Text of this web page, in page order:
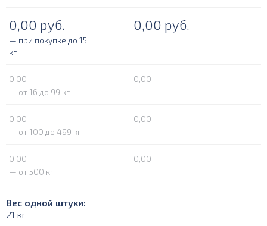
0,00 руб. 0,00 руб.
— при покупке до 15
кг
0,00
0,00
— от 16 до 99 кг
0,00
0,00
— от 100 до 499 кг
0,00
0,00
— от 500 кг
Вес одной штуки:
21 кг